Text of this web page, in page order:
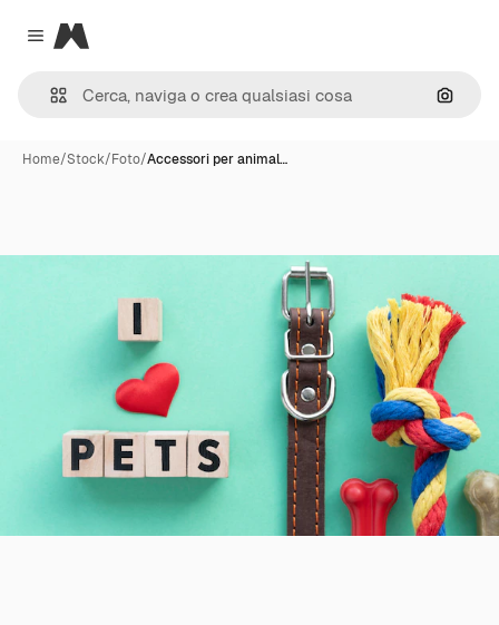
Close menu
Magnific
Cerca
Home/Stock/Foto/Accessori per animal…